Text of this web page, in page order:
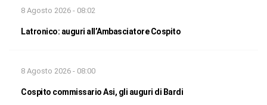
8 Agosto 2026 - 08:02
Latronico: auguri all’Ambasciatore Cospito
8 Agosto 2026 - 08:00
Cospito commissario Asi, gli auguri di Bardi